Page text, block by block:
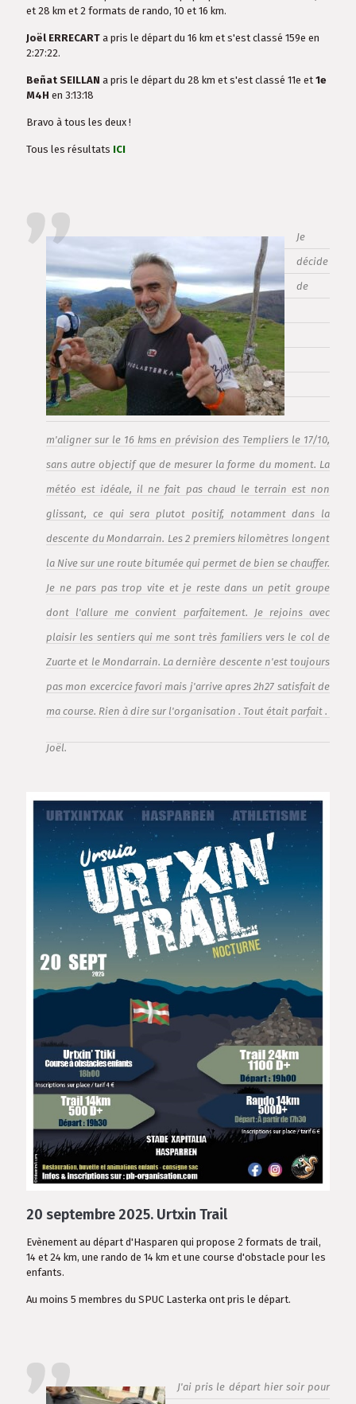
et 28 km et 2 formats de rando, 10 et 16 km.
Joël ERRECART a pris le départ du 16 km et s'est classé 159e en
2:27:22.
Beñat SEILLAN a pris le départ du 28 km et s'est classé 11e et 1e
M4H en 3:13:18
Bravo à tous les deux !
Tous les résultats ICI
Je
décide
de
m'aligner sur le 16 kms en prévision des Templiers le 17/10,
sans autre objectif que de mesurer la forme du moment. La
météo est idéale, il ne fait pas chaud le terrain est non
glissant, ce qui sera plutot positif, notamment dans la
descente du Mondarrain. Les 2 premiers kilomètres longent
la Nive sur une route bitumée qui permet de bien se chauffer.
Je ne pars pas trop vite et je reste dans un petit groupe
dont l'allure me convient parfaitement. Je rejoins avec
plaisir les sentiers qui me sont très familiers vers le col de
Zuarte et le Mondarrain. La dernière descente n'est toujours
pas mon excercice favori mais j'arrive apres 2h27 satisfait de
ma course. Rien à dire sur l'organisation . Tout était parfait .
Joël.
20 septembre 2025. Urtxin Trail
Evènement au départ d'Hasparen qui propose 2 formats de trail,
14 et 24 km, une rando de 14 km et une course d'obstacle pour les
enfants.
Au moins 5 membres du SPUC Lasterka ont pris le départ.
J'ai pris le départ hier soir pour